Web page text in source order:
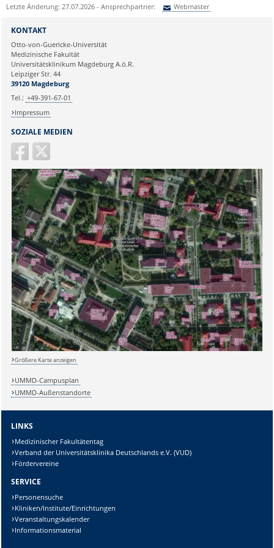
Letzte Änderung: 27.07.2026 - Ansprechpartner: Webmaster
Ihre E-Mailadresse:
Ihr Anliegen:
SOZIALE MEDIEN
KONTAKT
Otto-von-Guericke-Universität
Medizinische Fakultät
Universitätsklinikum Magdeburg A.ö.R.
Leipziger Str. 44
39120 Magdeburg
Tel.: +49-391-67-01
Impressum
Größere Karte anzeigen
UMMD-Campusplan
UMMD-Außenstandorte
LINKS
Medizinischer Fakultätentag
Verband der Universitätsklinika Deutschlands e.V. (VUD)
Fördervereine
SERVICE
Personensuche
Kliniken/Institute/Einrichtungen
Veranstaltungskalender
Informationsmaterial